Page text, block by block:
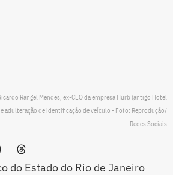
Rangel Mendes, ex-CEO da empresa Hurb (antigo Hotel
adulteração de identificação de veículo - Foto: Reprodução/
Redes Sociais
do Estado do Rio de Janeiro